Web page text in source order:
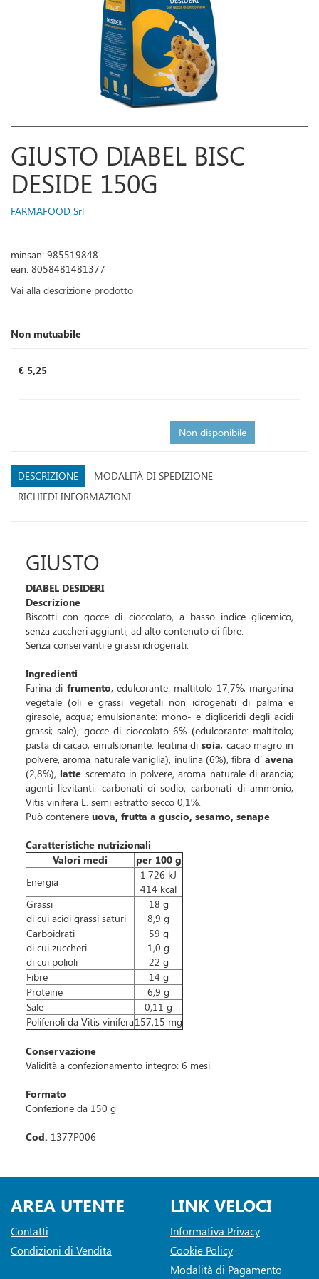
GIUSTO DIABEL BISC
DESIDE 150G
FARMAFOOD Srl
minsan: 985519848
ean: 8058481481377
Vai alla descrizione prodotto
Non mutuabile
Prezzo
€ 5,25
Non disponibile
DESCRIZIONE
MODALITÀ DI SPEDIZIONE
RICHIEDI INFORMAZIONI
GIUSTO
DIABEL DESIDERI
Descrizione
Biscotti con gocce di cioccolato, a basso indice glicemico,
senza zuccheri aggiunti, ad alto contenuto di fibre.
Senza conservanti e grassi idrogenati.
Ingredienti
Farina di frumento; edulcorante: maltitolo 17,7%; margarina
vegetale (oli e grassi vegetali non idrogenati di palma e
girasole, acqua; emulsionante: mono- e digliceridi degli acidi
grassi; sale), gocce di cioccolato 6% (edulcorante: maltitolo;
pasta di cacao; emulsionante: lecitina di soia; cacao magro in
polvere, aroma naturale vaniglia), inulina (6%), fibra d’ avena
(2,8%), latte scremato in polvere, aroma naturale di arancia;
agenti lievitanti: carbonati di sodio, carbonati di ammonio;
Vitis vinifera L. semi estratto secco 0,1%.
Può contenere uova, frutta a guscio, sesamo, senape.
Caratteristiche nutrizionali
Valori medi
per 100 g
Energia
1.726 kJ
414 kcal
Grassi
di cui acidi grassi saturi
18 g
8,9 g
Carboidrati
di cui zuccheri
di cui polioli
59 g
1,0 g
22 g
Fibre
14 g
Proteine
6,9 g
Sale
0,11 g
Polifenoli da Vitis vinifera157,15 mg
Conservazione
Validità a confezionamento integro: 6 mesi.
Formato
Confezione da 150 g
Cod. 1377P006
AREA UTENTE
Contatti
Condizioni di Vendita
LINK VELOCI
Informativa Privacy
Cookie Policy
Modalità di Pagamento